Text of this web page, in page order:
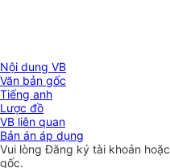
Nội dung VB
Văn bản gốc
Tiếng anh
Lược đồ
VB liên quan
Bản án áp dụng
Vui lòngĐăng ký tài khoản hoặc
gốc.